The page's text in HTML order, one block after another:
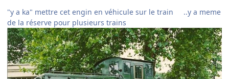
"y a ka" mettre cet engin en véhicule sur le train ..y a meme
de la réserve pour plusieurs trains